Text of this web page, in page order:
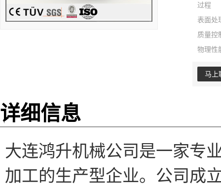
过程
表面处
质量控
物理性
马上
详细信息
大连鸿升机械公司是一家专
加工的生产型企业。公司成